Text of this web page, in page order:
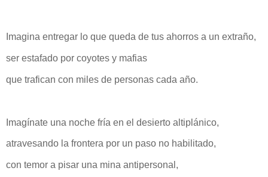
Imagina entregar lo que queda de tus ahorros a un extraño,
ser estafado por coyotes y mafias
que trafican con miles de personas cada año.
Imagínate una noche fría en el desierto altiplánico,
atravesando la frontera por un paso no habilitado,
con temor a pisar una mina antipersonal,